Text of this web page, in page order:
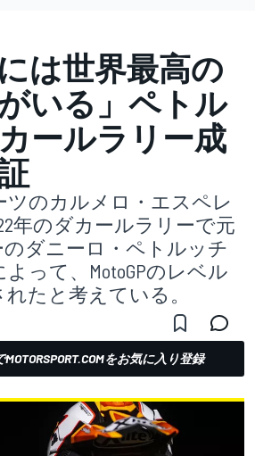
には世界最高の
いる」ペトル
ールラリー成
ツのカルメロ・エスペレ
年のダカールラリーで元
のダニーロ・ペトルッチ
って、MotoGPのレベル
たと考えている。
MOTORSPORT.COMをお気に入り登録